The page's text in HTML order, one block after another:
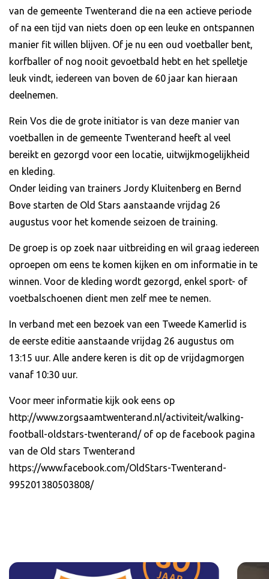
van de gemeente Twenterand die na een actieve periode
of na een tijd van niets doen op een leuke en ontspannen
manier fit willen blijven. Of je nu een oud voetballer bent,
korfballer of nog nooit gevoetbald hebt en het spelletje
leuk vindt, iedereen van boven de 60 jaar kan hieraan
deelnemen.
Rein Vos die de grote initiator is van deze manier van
voetballen in de gemeente Twenterand heeft al veel
bereikt en gezorgd voor een locatie, uitwijkmogelijkheid
en kleding.
Onder leiding van trainers Jordy Kluitenberg en Bernd
Bove starten de Old Stars aanstaande vrijdag 26
augustus voor het komende seizoen de training.
De groep is op zoek naar uitbreiding en wil graag iedereen
oproepen om eens te komen kijken en om informatie in te
winnen. Voor de kleding wordt gezorgd, enkel sport- of
voetbalschoenen dient men zelf mee te nemen.
In verband met een bezoek van een Tweede Kamerlid is
de eerste editie aanstaande vrijdag 26 augustus om
13:15 uur. Alle andere keren is dit op de vrijdagmorgen
vanaf 10:30 uur.
Voor meer informatie kijk ook eens op
http://www.zorgsaamtwenterand.nl/activiteit/walking-
football-oldstars-twenterand/ of op de facebook pagina
van de Old stars Twenterand
https://www.facebook.com/OldStars-Twenterand-
995201380503808/